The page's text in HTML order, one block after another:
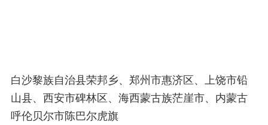
白沙黎族自治县荣邦乡、郑州市惠济区、上饶市铅
山县、西安市碑林区、海西蒙古族茫崖市、内蒙古
呼伦贝尔市陈巴尔虎旗